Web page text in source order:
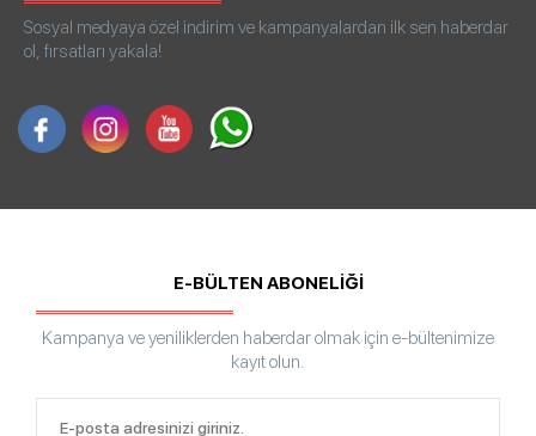
Sosyal medyaya özel indirim ve kampanyalardan ilk sen haberdar
ol, fırsatları yakala!
E-BÜLTEN ABONELİĞİ
Kampanya ve yeniliklerden haberdar olmak için e-bültenimize
kayıt olun.